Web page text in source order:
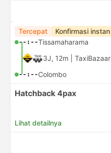
Tercepat Konfirmasi instan
--:--Tissamaharama
3J, 12m | TaxiBazaar
--:--Colombo
Hatchback 4pax
Lihat detailnya